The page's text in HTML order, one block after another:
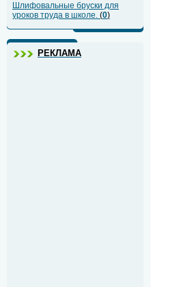
Шлифовальные бруски для
уроков труда в школе. (0)
РЕКЛАМА